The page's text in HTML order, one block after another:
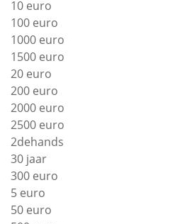
10 euro
100 euro
1000 euro
1500 euro
20 euro
200 euro
2000 euro
2500 euro
2dehands
30 jaar
300 euro
5 euro
50 euro